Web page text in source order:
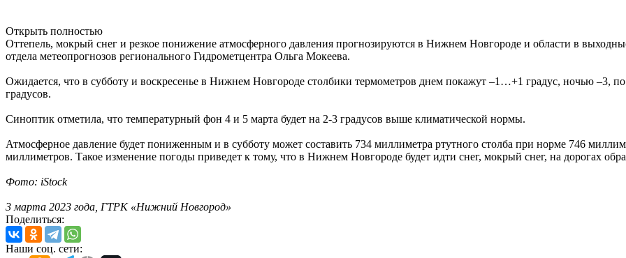
Открыть полностью
Оттепель, мокрый снег и резкое понижение атмосферного давления прогнозируются в Нижнем Новгороде и области в
отдела метеопрогнозов регионального Гидрометцентра Ольга Мокеева.
Ожидается, что в субботу и воскресенье в Нижнем Новгороде столбики термометров днем покажут –1…+1 градус, ночью –3,
градусов.
Синоптик отметила, что температурный фон 4 и 5 марта будет на 2-3 градусов выше климатической нормы.
Атмосферное давление будет пониженным и в субботу может составить 734 миллиметра ртутного столба при норме 746
миллиметров. Такое изменение погоды приведет к тому, что в Нижнем Новгороде будет идти снег, мокрый снег, на дорогах
Фото: iStock
3 марта 2023 года, ГТРК «Нижний Новгород»
Поделиться:
Наши соц. сети: